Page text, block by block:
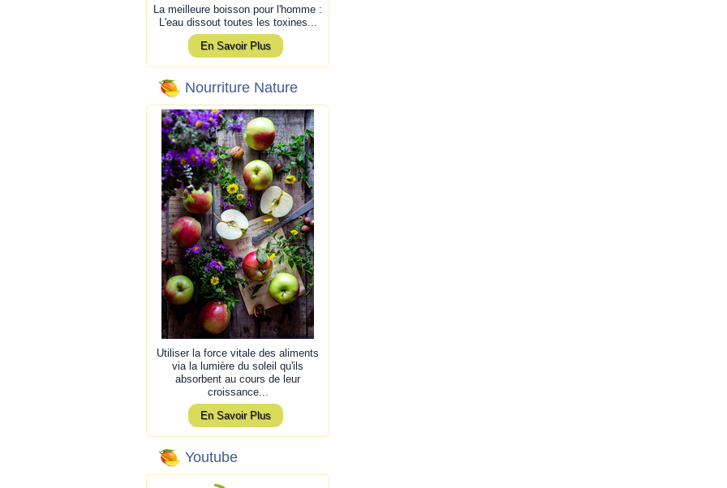
La meilleure boisson pour l'homme :
L'eau dissout toutes les toxines...
En Savoir Plus
Nourriture Nature
Utiliser la force vitale des aliments
via la lumière du soleil qu'ils
absorbent au cours de leur
croissance...
En Savoir Plus
Youtube